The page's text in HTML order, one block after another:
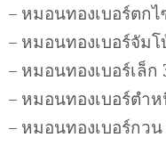
– หมอนทองเบอร์ตก
– หมอนทองเบอร์จัม
– หมอนทองเบอร์เล็ก
– หมอนทองเบอร์ตำ
– หมอนทองเบอร์กว